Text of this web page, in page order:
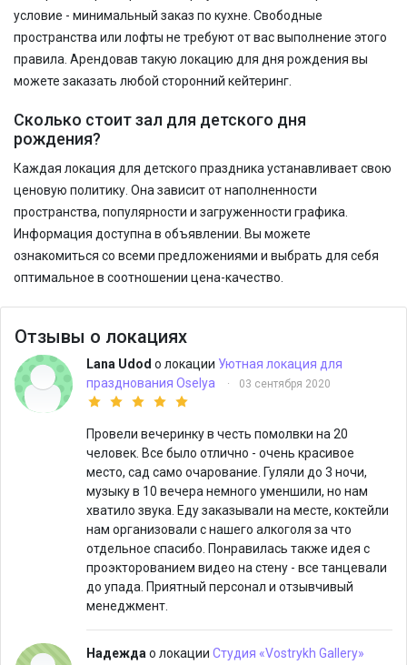
условие - минимальный заказ по кухне. Свободные
пространства или лофты не требуют от вас выполнение этого
правила. Арендовав такую локацию для дня рождения вы
можете заказать любой сторонний кейтеринг.
Сколько стоит зал для детского дня
рождения?
Каждая локация для детского праздника устанавливает свою
ценовую политику. Она зависит от наполненности
пространства, популярности и загруженности графика.
Информация доступна в объявлении. Вы можете
ознакомиться со всеми предложениями и выбрать для себя
оптимальное в соотношении цена-качество.
Отзывы о локациях
Lana Udod о локации Уютная локация для
празднования Oselya
· 03 сентября 2020
Провели вечеринку в честь помолвки на 20
человек. Все было отлично - очень красивое
место, сад само очарование. Гуляли до 3 ночи,
музыку в 10 вечера немного уменшили, но нам
хватило звука. Еду заказывали на месте, коктейли
нам организовали с нашего алкоголя за что
отдельное спасибо. Понравилась также идея с
проэкторованием видео на стену - все танцевали
до упада. Приятный персонал и отзывчивый
менеджмент.
Надежда о локации Студия «Vostrykh Gallery»